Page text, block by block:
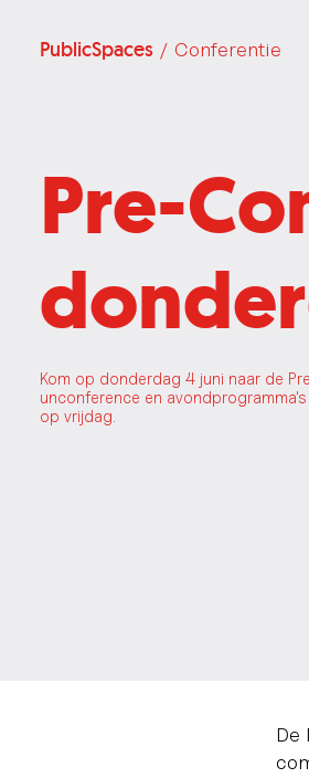
PublicSpaces / Conferentie
Pre-
Kom op donderdag 4 juni naar de
unconference en
op vrijdag.
De